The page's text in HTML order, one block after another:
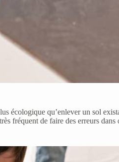
écologique qu’enlever un sol
fréquent de faire des erreurs